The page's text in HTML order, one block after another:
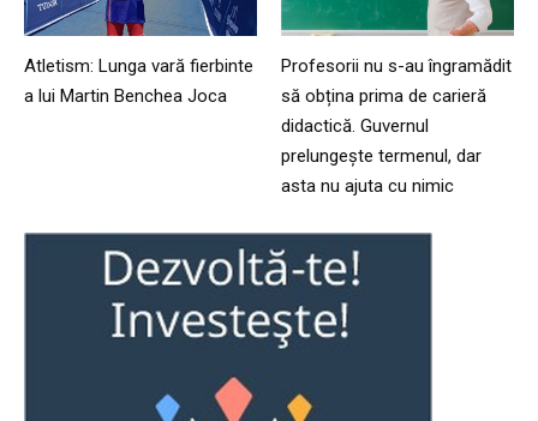
Atletism: Lunga vară fierbinte
a lui Martin Benchea Joca
Profesorii nu s-au îngramădit
să obțina prima de carieră
didactică. Guvernul
prelungește termenul, dar
asta nu ajuta cu nimic